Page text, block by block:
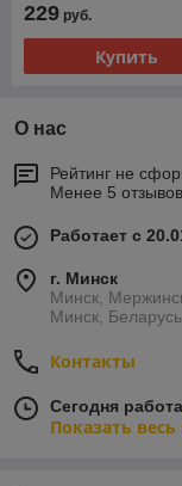
229 руб.
Купить
О нас
Рейтинг не
Менее 5
Работает с
г. Минск
Минск,
Минск, Беларусь
Контакты
Сегодня
Показать